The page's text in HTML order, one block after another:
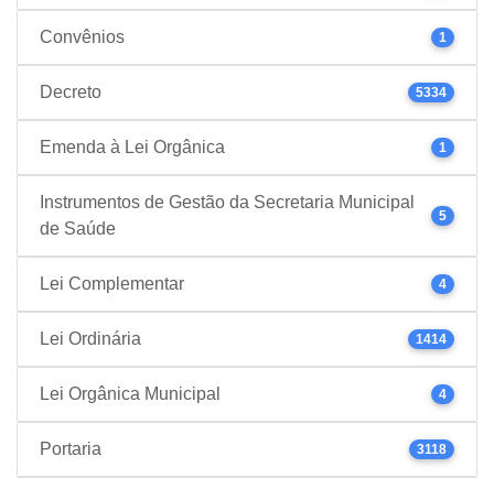
Convênios 1
Decreto 5334
Emenda à Lei Orgânica 1
Instrumentos de Gestão da Secretaria Municipal
de Saúde
5
Lei Complementar 4
Lei Ordinária 1414
Lei Orgânica Municipal 4
Portaria 3118